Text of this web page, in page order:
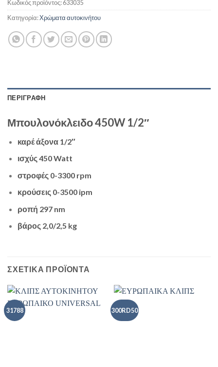
Κωδικός προϊόντος:633035
Κατηγορία:Χρώματα αυτοκινήτου
ΠΕΡΙΓΡΑΦΗ
Μπουλονόκλειδο 450W 1/2″
καρέ άξονα 1/2″
ισχύς 450 Watt
στροφές 0-3300 rpm
κρούσεις 0-3500 ipm
ροπή 297 nm
βάρος 2,0/2,5 kg
ΣΧΕΤΙΚΑ ΠΡΟΪΟΝΤΑ
31788 300RD50